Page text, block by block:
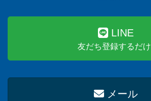
LINE
友だち登録するだけ
メール